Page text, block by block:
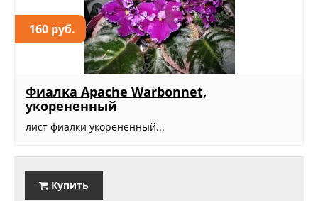
160 руб.
Фиалка Apache Warbonnet,
укорененный
лист фиалки укорененный...
Купить